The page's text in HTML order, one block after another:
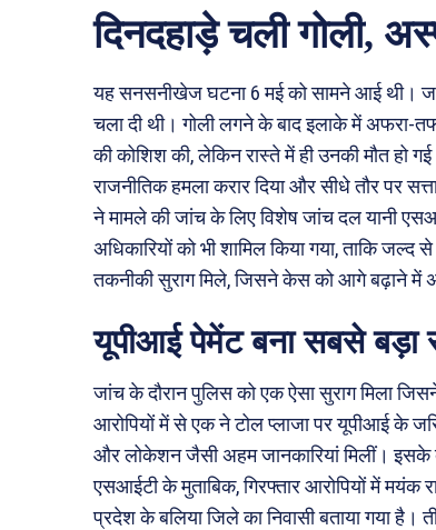
दिनदहाड़े चली गोली,
यह सनसनीखेज घटना 6 मई को सामने आई थी।
चला दी थी। गोली लगने के बाद इलाके में अफरा-
की कोशिश की, लेकिन रास्ते में ही उनकी मौत हो
राजनीतिक हमला करार दिया और सीधे तौर पर
ने मामले की जांच के लिए विशेष जांच दल यानी
अधिकारियों को भी शामिल किया गया, ताकि
तकनीकी सुराग मिले, जिसने केस को आगे बढ़ाने में
यूपीआई पेमेंट बना सबसे बड़ा
जांच के दौरान पुलिस को एक ऐसा सुराग मिला
आरोपियों में से एक ने टोल प्लाजा पर यूपीआई के
और लोकेशन जैसी अहम जानकारियां मिलीं। इसके
एसआईटी के मुताबिक, गिरफ्तार आरोपियों में मयंक
प्रदेश के बलिया जिले का निवासी बताया गया